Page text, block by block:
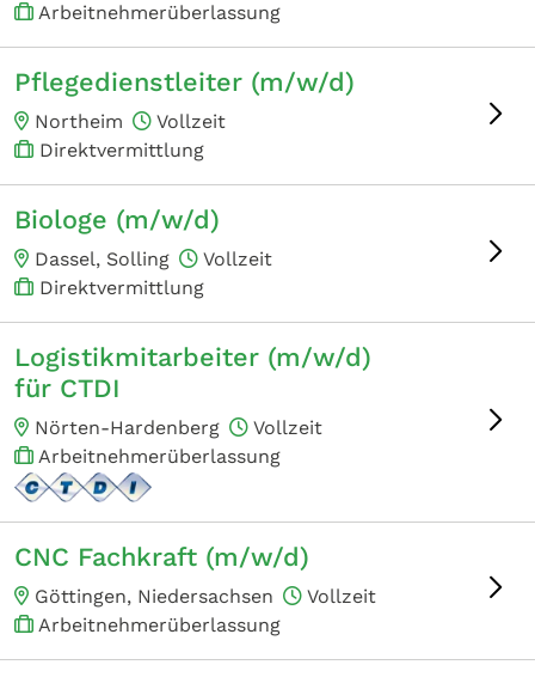
Arbeitnehmerüberlassung
Pflegedienstleiter (m/w/d)
Northeim
Vollzeit
Direktvermittlung
Biologe (m/w/d)
Dassel, Solling
Vollzeit
Direktvermittlung
Logistikmitarbeiter (m/w/d)
für CTDI
Nörten-Hardenberg
Vollzeit
Arbeitnehmerüberlassung
CNC Fachkraft (m/w/d)
Göttingen, Niedersachsen
Vollzeit
Arbeitnehmerüberlassung